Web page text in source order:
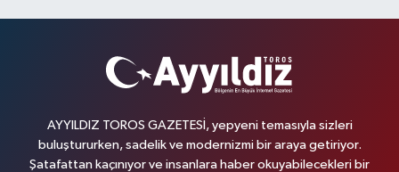
AYYILDIZ TOROS GAZETESİ, yepyeni temasıyla sizleri
buluştururken, sadelik ve modernizmi bir araya getiriyor.
Şatafattan kaçınıyor ve insanlara haber okuyabilecekleri bir